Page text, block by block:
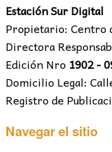
Estación Sur Digital
Propietario: Centro
Directora
Edición Nro 1902 -
Domicilio Legal:
Registro de
Navegar el sitio